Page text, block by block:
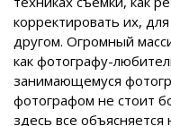
корректировать их,
другом. Огромный
как фотографу-
занимающемуся
фотографом не стоит
здесь все